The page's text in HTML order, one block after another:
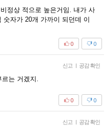
정상 적으로 높은거임. 내가 사
자가 20개 가까이 되던데 이
0
0
신고 | 공감 확인
는 거겠지.
0
0
신고 | 공감 확인